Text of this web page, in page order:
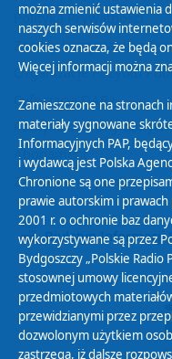
Polityka Prywatności
Zasady korzystania z
Organizacje Pożytku
Cyfryzacja DAB+
Polityka ochrony
Abonament
Zamówienia publiczne
Biuletyn Informacji
można zmienić ustawienia
naszych serwisów
cookies oznacza, że będą
Więcej informacji można
Zamieszczone na
materiały sygnowane
Informacyjnych PAP,
i wydawcą jest Polska
Chronione są one
prawie autorskim i
2001 r. o ochronie baz
wykorzystywane są przez
Bydgoszczy „Polskie Radio
stosownej umowy
przedmiotowych
przewidzianymi przez
dozwolonym użytkiem
zastrzega, iż dalsze